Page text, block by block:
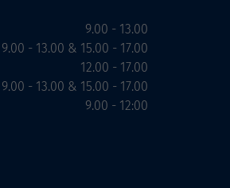
9.00 - 13.00
9.00 - 13.00 & 15.00 - 17.00
12.00 - 17.00
9.00 - 13.00 & 15.00 - 17.00
9.00 - 12:00